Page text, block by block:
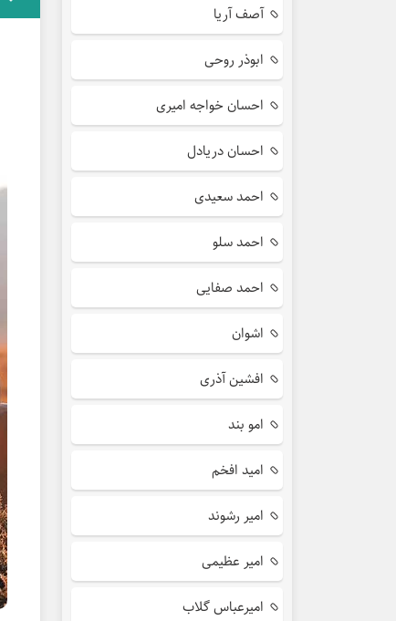
آصف آریا
ابوذر روحی
احسان خواجه امیری
احسان دریادل
احمد سعیدی
احمد سلو
احمد صفایی
اشوان
افشین آذری
امو بند
امید افخم
امیر رشوند
امیر عظیمی
امیرعباس گلاب